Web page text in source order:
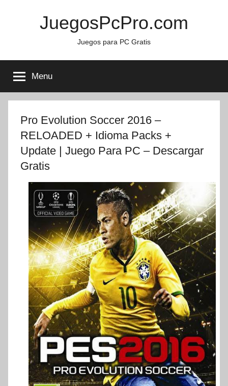
JuegosPcPro.com
Juegos para PC Gratis
Menu
Pro Evolution Soccer 2016 –
RELOADED + Idioma Packs +
Update | Juego Para PC – Descargar
Gratis